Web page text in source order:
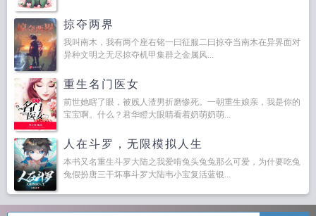
掠夺两界
我叫南木，我有两个座右铭一曰征服二曰掠夺当南木在异界面对
异种文明之无尽掠夺机甲集群之金属风...
重生名门医女
前世她瞎了眼，被贱人渣男折磨惨死。一朝重生娘亲，我是你的
宝宝啊。什么？君华瞪大眼睛看着奶萌奶萌...
人在斗罗，无限模拟人生
本书又名重生斗罗大陆之我爱啃兔头兔兔那么可爱，为什要吃兔
兔假扮唐三干坏事斗罗大陆韦小宝复活蓝银...